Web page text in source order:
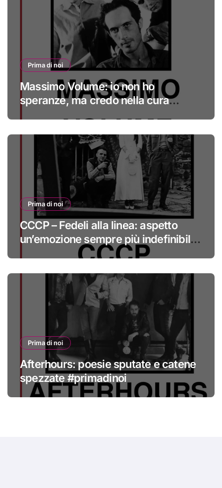
Prima di noi
Massimo Volume: io non ho
speranze, ma credo nella cura
Prima di noi
CCCP – Fedeli alla linea: aspetto
un’emozione sempre più indefinibile
#primadinoi
Prima di noi
Afterhours: poesie sputate e catene
spezzate #primadinoi